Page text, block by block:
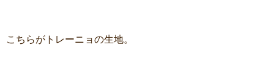
こちらがトレーニョの生地。